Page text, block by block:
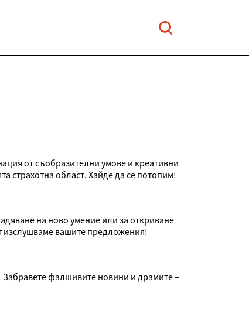
от съобразителни умове и креативни
страхотна област. Хайде да се потопим!
на ново умение или за откриване
изслушваме вашите предложения!
фалшивите новини и драмите –